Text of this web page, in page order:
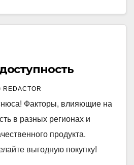
REDACTOR
Факторы, влияющие на
в разных регионах и
продукта.
выгодную покупку!